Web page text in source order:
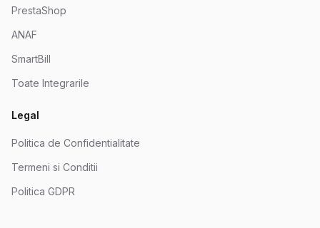
PrestaShop
ANAF
SmartBill
Toate Integrarile
Legal
Politica de Confidentialitate
Termeni si Conditii
Politica GDPR